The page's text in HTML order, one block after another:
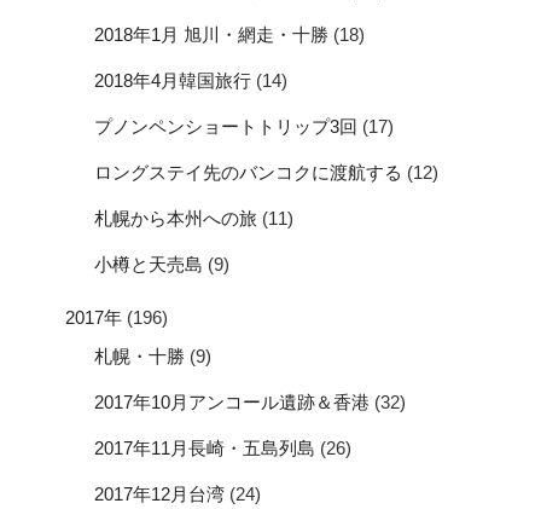
2018年1月 旭川・網走・十勝 (18)
2018年4月韓国旅行 (14)
プノンペンショートトリップ3回 (17)
ロングステイ先のバンコクに渡航する (12)
札幌から本州への旅 (11)
小樽と天売島 (9)
2017年 (196)
札幌・十勝 (9)
2017年10月アンコール遺跡＆香港 (32)
2017年11月長崎・五島列島 (26)
2017年12月台湾 (24)